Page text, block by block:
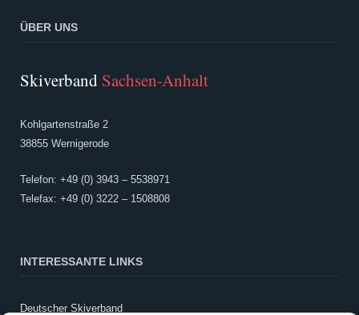
ÜBER UNS
Skiverband Sachsen-Anhalt
Kohlgartenstraße 2
38855 Wernigerode
Telefon: +49 (0) 3943 – 5538971
Telefax: +49 (0) 3222 – 1508808
INTERESSANTE LINKS
Deutscher Skiverband